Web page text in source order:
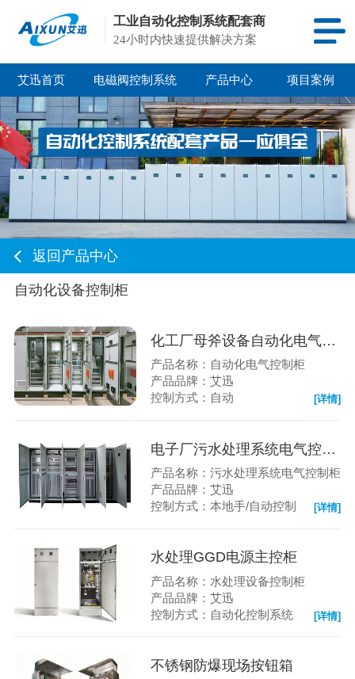
工业自动化控制系统配套商
24小时内快速提供解决方案
艾迅首页 电磁阀控制系统 产品中心 项目案例
返回产品中心
自动化设备控制柜
化工厂母斧设备自动化电气控制柜
产品名称：自动化电气控制柜
产品品牌：艾迅
控制方式：自动
[详情]
电子厂污水处理系统电气控制柜
产品名称：污水处理系统电气控制柜
产品品牌：艾迅
控制方式：本地手/自动控制
[详情]
水处理GGD电源主控柜
产品名称：水处理设备控制柜
产品品牌：艾迅
控制方式：自动化控制系统
[详情]
不锈钢防爆现场按钮箱